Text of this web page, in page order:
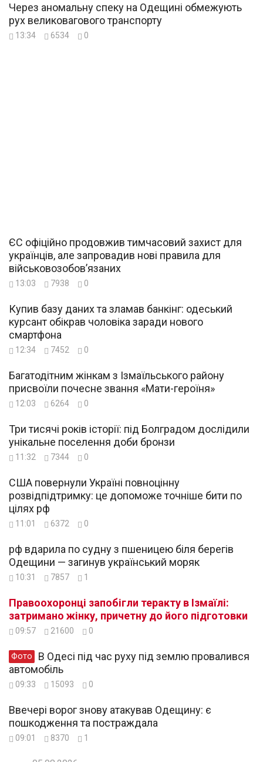
Через аномальну спеку на Одещині обмежують
рух великовагового транспорту
13:34 6534 0
ЄС офіційно продовжив тимчасовий захист для
українців, але запровадив нові правила для
військовозобов’язаних
13:03 7938 0
Купив базу даних та зламав банкінг: одеський
курсант обікрав чоловіка заради нового
смартфона
12:34 7452 0
Багатодітним жінкам з Ізмаїльського району
присвоїли почесне звання «Мати-героїня»
12:03 6264 0
Три тисячі років історії: під Болградом дослідили
унікальне поселення доби бронзи
11:32 7344 0
США повернули Україні повноцінну
розвідпідтримку: це допоможе точніше бити по
цілях рф
11:01 6372 0
рф вдарила по судну з пшеницею біля берегів
Одещини — загинув український моряк
10:31 7857 1
Правоохоронці запобігли теракту в Ізмаїлі:
затримано жінку, причетну до його підготовки
09:57 21600 0
Фото
автомобіль
09:33 15093 0
Ввечері ворог знову атакував Одещину: є
пошкодження та постраждала
09:01 8370 1